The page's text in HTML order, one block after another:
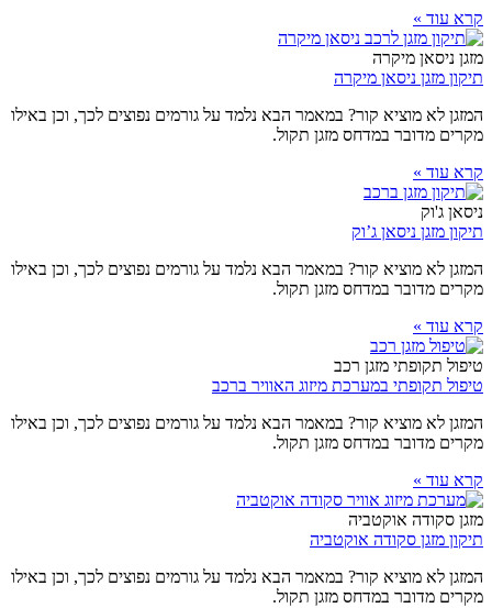
קרא עוד »
מזגן ניסאן מיקרה
תיקון מזגן ניסאן מיקרה
המזגן לא מוציא קור? במאמר הבא נלמד על גורמים נפוצים לכך, וכן באילו
מקרים מדובר במדחס מזגן תקול.
קרא עוד »
ניסאן ג'וק
תיקון מזגן ניסאן ג’וק
המזגן לא מוציא קור? במאמר הבא נלמד על גורמים נפוצים לכך, וכן באילו
מקרים מדובר במדחס מזגן תקול.
קרא עוד »
טיפול תקופתי מזגן רכב
טיפול תקופתי במערכת מיזוג האוויר ברכב
המזגן לא מוציא קור? במאמר הבא נלמד על גורמים נפוצים לכך, וכן באילו
מקרים מדובר במדחס מזגן תקול.
קרא עוד »
מזגן סקודה אוקטביה
תיקון מזגן סקודה אוקטביה
המזגן לא מוציא קור? במאמר הבא נלמד על גורמים נפוצים לכך, וכן באילו
מקרים מדובר במדחס מזגן תקול.